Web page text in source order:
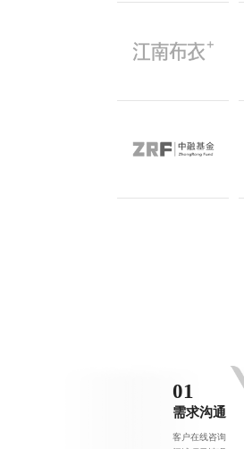
01
需求沟通
客户在线咨询